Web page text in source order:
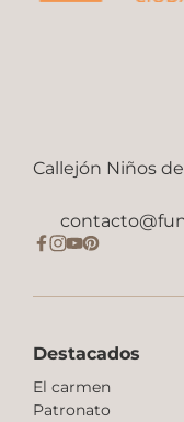
Callejón Niños
Destacados
El carmen
Patronato